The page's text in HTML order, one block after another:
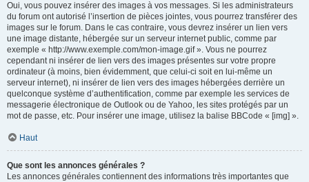
Oui, vous pouvez insérer des images à vos messages. Si les administrateurs
du forum ont autorisé l’insertion de pièces jointes, vous pourrez transférer des
images sur le forum. Dans le cas contraire, vous devrez insérer un lien vers
une image distante, hébergée sur un serveur internet public, comme par
exemple « http://www.exemple.com/mon-image.gif ». Vous ne pourrez
cependant ni insérer de lien vers des images présentes sur votre propre
ordinateur (à moins, bien évidemment, que celui-ci soit en lui-même un
serveur internet), ni insérer de lien vers des images hébergées derrière un
quelconque système d’authentification, comme par exemple les services de
messagerie électronique de Outlook ou de Yahoo, les sites protégés par un
mot de passe, etc. Pour insérer une image, utilisez la balise BBCode « [img] ».
Haut
Que sont les annonces générales ?
Les annonces générales contiennent des informations très importantes que